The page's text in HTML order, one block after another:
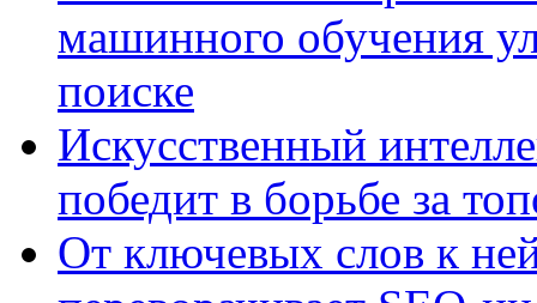
машинного обучения
поиске
Искусственный
победит в борьбе за
От ключевых слов к